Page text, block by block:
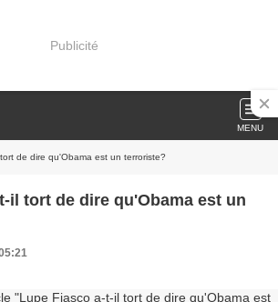
Publicité
MENU
de dire qu'Obama est un terroriste?
il tort de dire qu'Obama est un